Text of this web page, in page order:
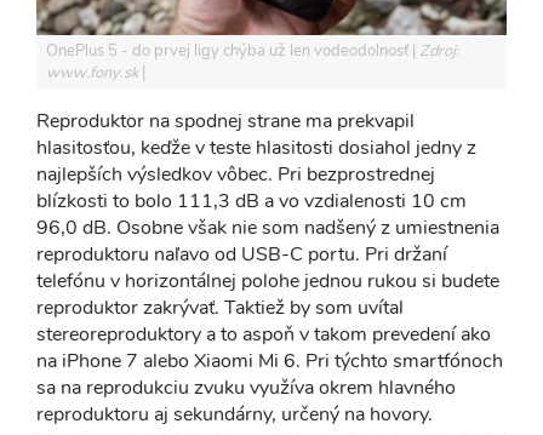
OnePlus 5 - do prvej ligy chýba už len vodeodolnosť Zdroj:
www.fony.sk
Reproduktor na spodnej strane ma prekvapil
hlasitosťou, keďže v teste hlasitosti dosiahol jedny z
najlepších výsledkov vôbec. Pri bezprostrednej
blízkosti to bolo 111,3 dB a vo vzdialenosti 10 cm
96,0 dB. Osobne však nie som nadšený z umiestnenia
reproduktoru naľavo od USB-C portu. Pri držaní
telefónu v horizontálnej polohe jednou rukou si budete
reproduktor zakrývať. Taktiež by som uvítal
stereoreproduktory a to aspoň v takom prevedení ako
na iPhone 7 alebo Xiaomi Mi 6. Pri týchto smartfónoch
sa na reprodukciu zvuku využíva okrem hlavného
reproduktoru aj sekundárny, určený na hovory.